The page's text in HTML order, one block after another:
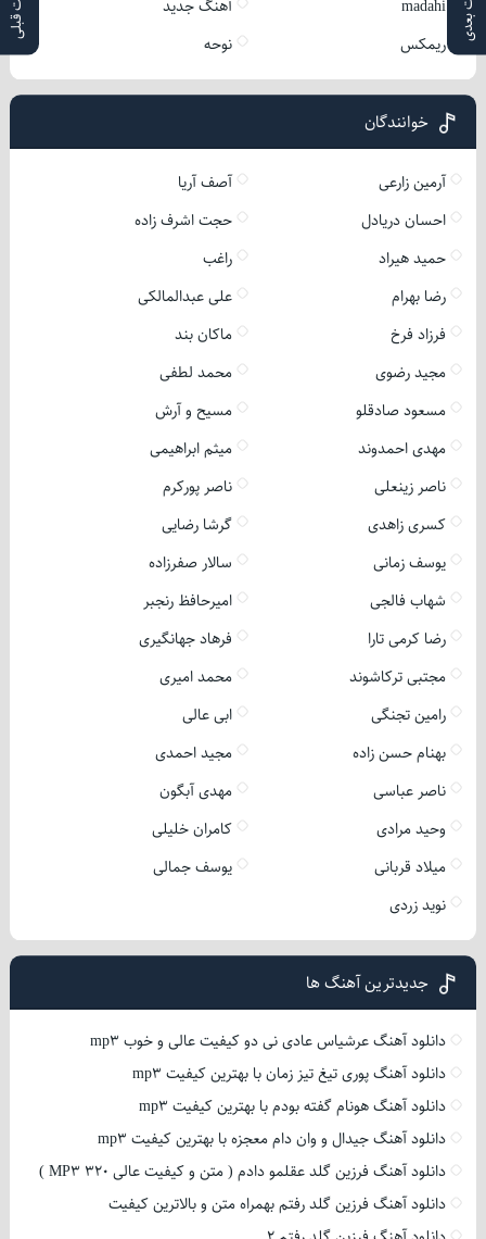
madahi
آهنگ جدید
ریمکس
نوحه
خوانندگان
آرمین زارعی
آصف آریا
احسان دریادل
حجت اشرف زاده
حمید هیراد
راغب
رضا بهرام
علی عبدالمالکی
فرزاد فرخ
ماکان بند
مجید رضوی
محمد لطفی
مسعود صادقلو
مسیح و آرش
مهدی احمدوند
میثم ابراهیمی
ناصر زینعلی
ناصر پورکرم
کسری زاهدی
گرشا رضایی
یوسف زمانی
سالار صفرزاده
شهاب فالجی
امیرحافظ رنجبر
رضا کرمی تارا
فرهاد جهانگیری
مجتبی ترکاشوند
محمد امیری
رامین تجنگی
ابی عالی
بهنام حسن زاده
مجید احمدی
ناصر عباسی
مهدی آبگون
وحید مرادی
کامران خلیلی
میلاد قربانی
یوسف جمالی
نوید زردی
جدیدترین آهنگ ها
دانلود آهنگ عرشیاس عادی نی دو کیفیت عالی و خوب mp3
دانلود آهنگ پوری تیغ تیز زمان با بهترین کیفیت mp3
دانلود آهنگ هونام گفته بودم با بهترین کیفیت mp3
دانلود آهنگ جیدال و وان دام معجزه با بهترین کیفیت mp3
دانلود آهنگ فرزین گلد عقلمو دادم ( متن و کیفیت عالی 320 MP3 )
دانلود آهنگ فرزین گلد رفتم بهمراه متن و بالاترین کیفیت